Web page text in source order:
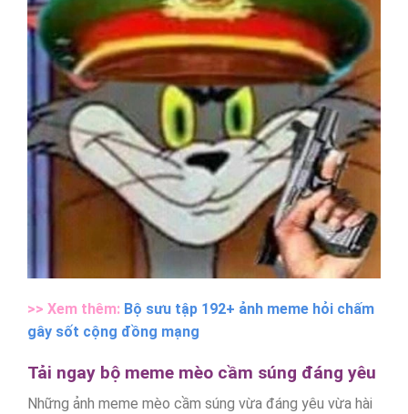
>> Xem thêm: Bộ sưu tập 192+ ảnh meme hỏi chấm
gây sốt cộng đồng mạng
Tải ngay bộ meme mèo cầm súng đáng yêu
Những ảnh meme mèo cầm súng vừa đáng yêu vừa hài